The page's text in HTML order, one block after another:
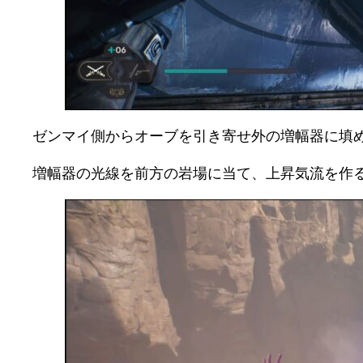
ゼンマイ側からオーブを引き寄せ外の増幅器に填
増幅器の光線を前方の岩場に当て、上昇気流を作